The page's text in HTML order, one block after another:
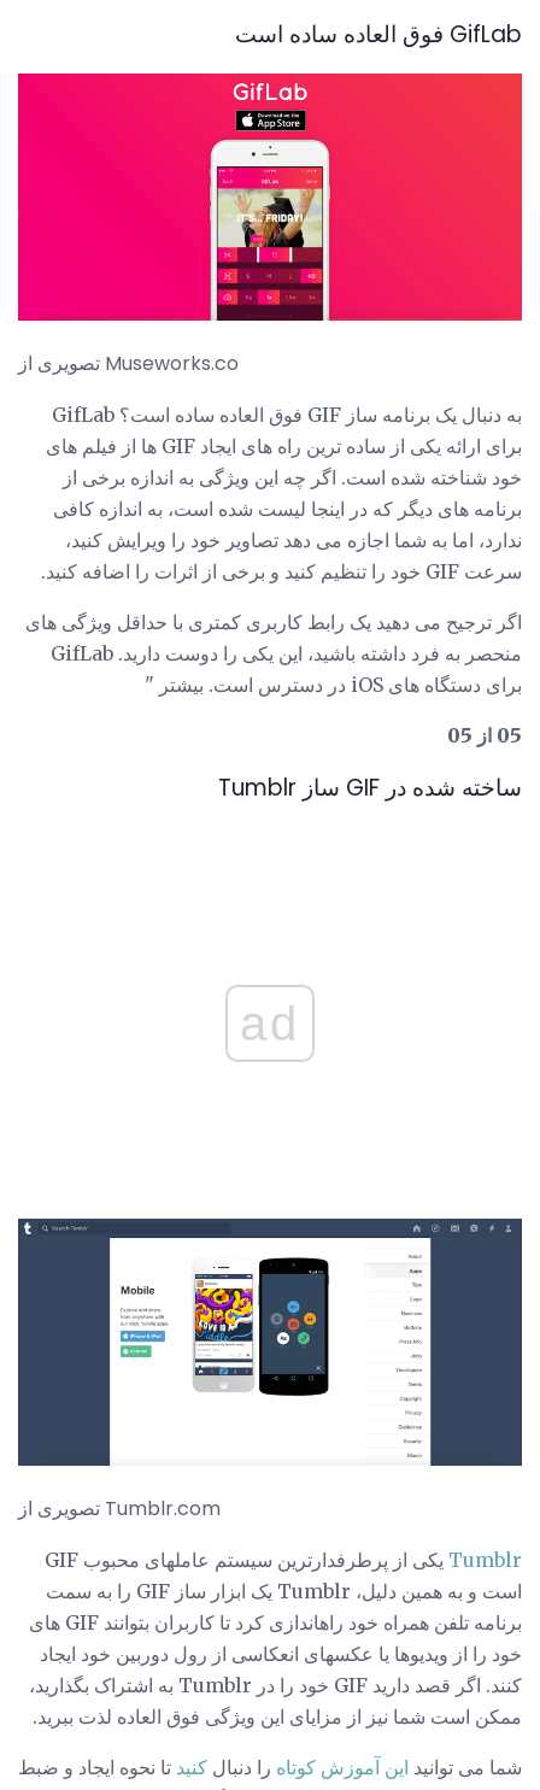
GifLab فوق العاده ساده است
تصویری از Museworks.co
به دنبال یک برنامه ساز GIF فوق العاده ساده است؟ GifLab
برای ارائه یکی از ساده ترین راه های ایجاد GIF ها از فیلم های
خود شناخته شده است. اگر چه این ویژگی به اندازه برخی از
برنامه های دیگر که در اینجا لیست شده است، به اندازه کافی
ندارد، اما به شما اجازه می دهد تصاویر خود را ویرایش کنید،
سرعت GIF خود را تنظیم کنید و برخی از اثرات را اضافه کنید.
اگر ترجیح می دهید یک رابط کاربری کمتری با حداقل ویژگی های
منحصر به فرد داشته باشید، این یکی را دوست دارید. GifLab
برای دستگاه های iOS در دسترس است. بیشتر "
05 از 05
ساخته شده در GIF ساز Tumblr
ad
تصویری از Tumblr.com
Tumblr
یکی از پرطرفدارترین سیستم عاملهای محبوب GIF
است و به همین دلیل، Tumblr یک ابزار ساز GIF را به سمت
برنامه تلفن همراه خود راهاندازی کرد تا کاربران بتوانند GIF های
خود را از ویدیوها یا عکسهای انعکاسی از رول دوربین خود ایجاد
کنند. اگر قصد دارید GIF خود را در Tumblr به اشتراک بگذارید،
ممکن است شما نیز از مزایای این ویژگی فوق العاده لذت ببرید.
شما می توانید این آموزش کوتاه را دنبال کنید تا نحوه ایجاد و ضبط